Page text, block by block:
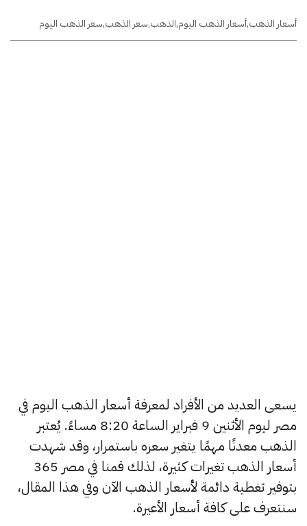
أسعار الذهب,أسعار الذهب اليوم,الذهب,سعر الذهب,سعر الذهب اليوم
يسعى العديد من الأفراد لمعرفة أسعار الذهب اليوم في
مصر ليوم الأثنين 9 فبراير الساعة 8:20 مساءً. يُعتبر
الذهب معدنًا مهمًا يتغير سعره باستمرار، وقد شهدت
أسعار الذهب تغيرات كثيرة، لذلك قمنا في مصر 365
بتوفير تغطية دائمة لأسعار الذهب الآن وفي هذا المقال،
سنتعرف على كافة أسعار الأعيرة.